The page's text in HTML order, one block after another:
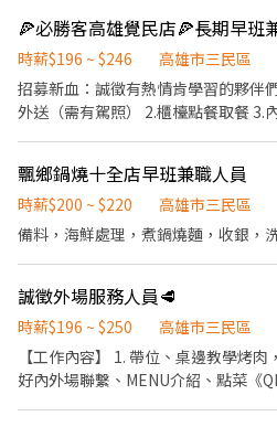
我們提供你福利禮券 好好與家人歡慶 你旅遊我贊助，每年職福會提
供你旅遊津貼 好好享受幸福人生 ◎ 詳
餐，或可進行簡易餐飲之料理，如：
客用餐完畢後，負責收拾碗盤與清理
工作。 餐飲內場： ．擔任廚師的助
工作與其他餐廳相關事務。 ．負責洗
時薪$196 ~ $246
高雄市三民區
招募新血：誠徵有熱情肯學習的夥伴們~ —工作內容有以下工作
外送（需有駕照） 2.櫃檯點餐取餐 3.
元津貼補助 3.就職滿一年，既可享有
規範 5.公開升遷管道，表現良好可以提供升遷 #餐飲
活，請做好心理準備😆 #給班時間彈性，上3-8小時皆可（門市會依
大節日（母親節跨年過年等）需配合上班 #錄取者需自費做一
膳體檢(約$1000-1200) #薪資每半個月10號/25號各領一次，帳戶薪
飄鄉鍋燒十全店早班兼職人員
時薪$200 ~ $220
高雄市三民區
備料，海鮮處理，煮鍋燒麵，收銀，
誠徵外場服務人員🥩
時薪$196 ~ $250
高雄市三民區
【工作內容】 1. 帶位、桌邊教學烤
好內外場聯繫、MENU介紹、點菜《